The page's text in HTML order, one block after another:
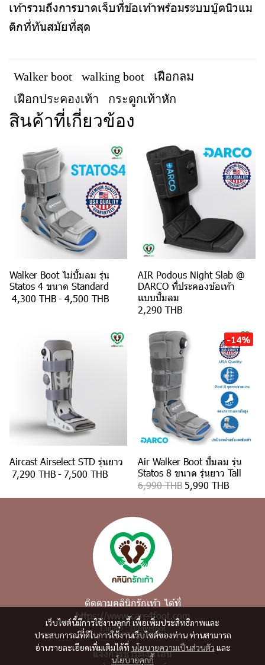
เท้ารวมถึงการบาดเจ็บที่ข้อเท้าพร้อมระบบบู๊ตนิวแม
ติกที่ทันสมัยที่สุด
Walker boot walking boot
เฝือกลม
เฝือกประคองเท้า
กระดูกเท้าหัก
สินค้าที่เกี่ยวข้อง
Walker Boot ไม่ปั้มลม รุ่น
Statos 4 ขนาด Standard
4,300 THB-4,500 THB
AIR Podous Night Slab @
DARCO ที่ประคองข้อเท้า
เเบบปั้มลม
2,290 THB
Aircast Airselect STD รุ่นยาว
7,290 THB-7,500 THB
-14%
Air Walker Boot ปั้มลม รุ่น
Statos 8 ขนาด รุ่นยาว Tall
6,990 THB 5,990 THB
เว็บไซต์นี้มีการใช้งานคุกกี้ เพื่อเพิ่มประสิทธิภาพและ
ประสบการณ์ที่ดีในการใช้งานเว็บไซต์ของท่าน ท่านสามารถ
อ่านรายละเอียดเพิ่มเติมได้ที่ นโยบายความเป็นส่วนตัว และ
นโยบายคุกกี้
ติดตามคลินิกรักเท้า ได้ที่
https://www.care4foot.com
Line@ : @lovefoot
แจ้งการชำระเงินโอน